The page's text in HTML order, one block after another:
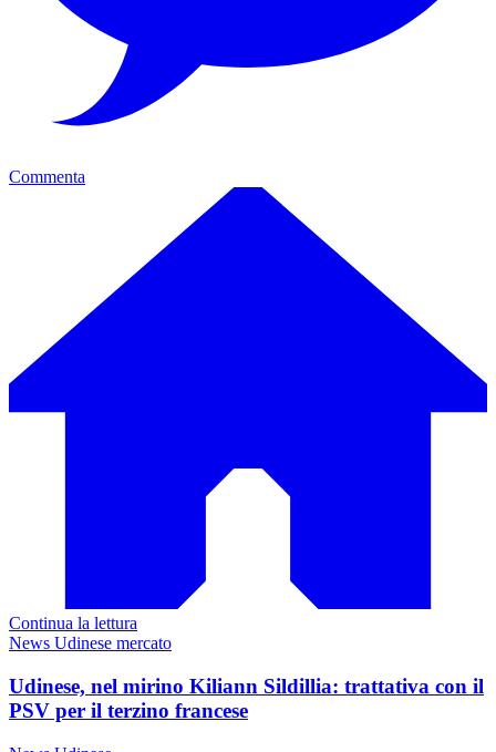
Commenta
Continua la lettura
News Udinese mercato
Udinese, nel mirino Kiliann Sildillia: trattativa con il
PSV per il terzino francese